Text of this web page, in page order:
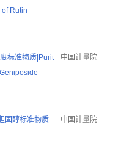
of Rutin
标准物质|Purit
中国计量院
固醇标准物质 中国计量院